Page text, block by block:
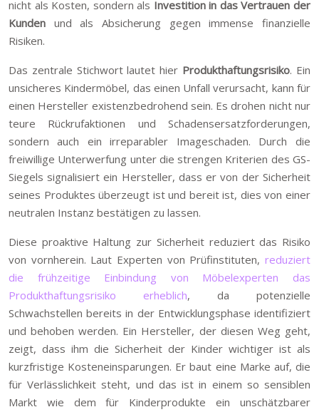
nicht als Kosten, sondern als Investition in das Vertrauen der
Kunden und als Absicherung gegen immense finanzielle
Risiken.
Das zentrale Stichwort lautet hier Produkthaftungsrisiko. Ein
unsicheres Kindermöbel, das einen Unfall verursacht, kann für
einen Hersteller existenzbedrohend sein. Es drohen nicht nur
teure Rückrufaktionen und Schadensersatzforderungen,
sondern auch ein irreparabler Imageschaden. Durch die
freiwillige Unterwerfung unter die strengen Kriterien des GS-
Siegels signalisiert ein Hersteller, dass er von der Sicherheit
seines Produktes überzeugt ist und bereit ist, dies von einer
neutralen Instanz bestätigen zu lassen.
Diese proaktive Haltung zur Sicherheit reduziert das Risiko
von vornherein. Laut Experten von Prüfinstituten, reduziert
die frühzeitige Einbindung von Möbelexperten das
Produkthaftungsrisiko erheblich, da potenzielle
Schwachstellen bereits in der Entwicklungsphase identifiziert
und behoben werden. Ein Hersteller, der diesen Weg geht,
zeigt, dass ihm die Sicherheit der Kinder wichtiger ist als
kurzfristige Kosteneinsparungen. Er baut eine Marke auf, die
für Verlässlichkeit steht, und das ist in einem so sensiblen
Markt wie dem für Kinderprodukte ein unschätzbarer